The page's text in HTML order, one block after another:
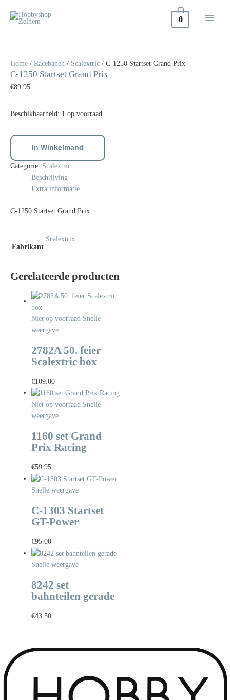
naar
0
Home / Racebanen / Scalextric / C-1250 Startset Grand Prix
C-1250 Startset Grand Prix
€89.95
Beschikbaarheid: 1 op voorraad
Startset
Grand
Prix
In Winkelmand
Categorie: Scalextric
Beschrijving
Extra informatie
C-1250 Startset Grand Prix
Fabrikant
Scalextrix
Gerelateerde producten
Niet op voorraad Snelle
weergave
2782A 50. feier
Scalextric box
€109.00
Niet op voorraad Snelle
weergave
1160 set Grand
Prix Racing
€59.95
Snelle weergave
C-1303 Startset
GT-Power
€95.00
Snelle weergave
8242 set
bahnteilen gerade
€43.50